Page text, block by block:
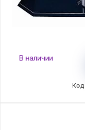
Набор
перца Duo
см,
В наличии
Код